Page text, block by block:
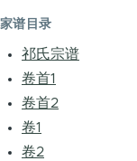
家谱目录
祁氏宗谱
卷首1
卷首2
卷1
卷2